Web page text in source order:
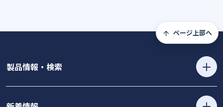
ページ上部へ
製品情報・検索